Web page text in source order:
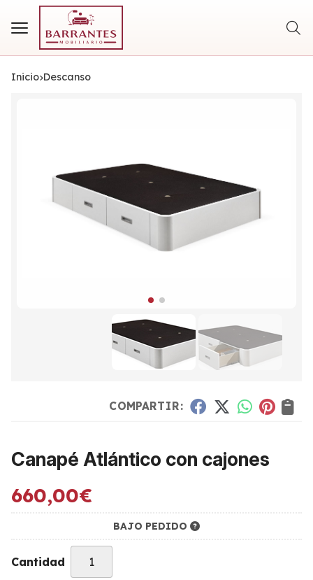
Inicio descanso
COMPARTIR:
Canapé Atlántico con cajones
660,00€
BAJO PEDIDO
Cantidad